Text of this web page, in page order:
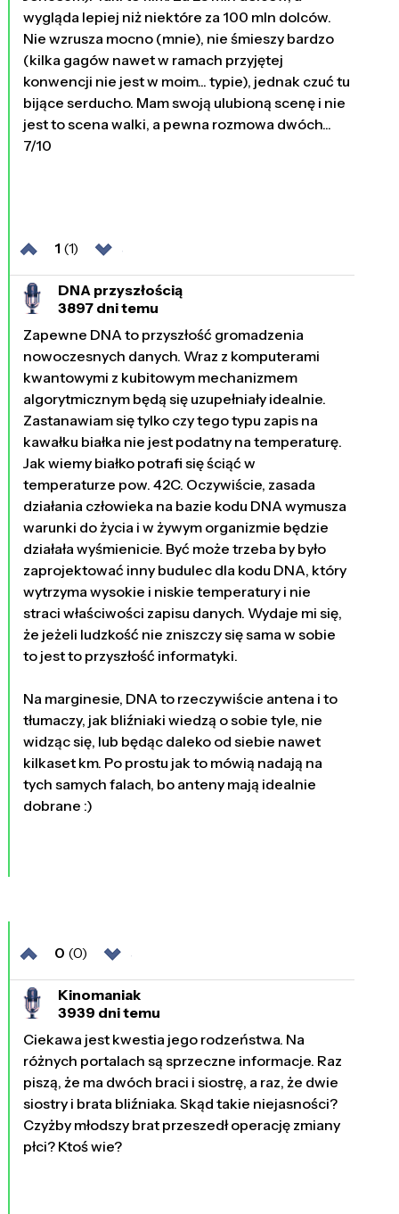
wygląda lepiej niż niektóre za 100 mln dolców.
Nie wzrusza mocno (mnie), nie śmieszy bardzo
(kilka gagów nawet w ramach przyjętej
konwencji nie jest w moim... typie), jednak czuć tu
bijące serducho. Mam swoją ulubioną scenę i nie
jest to scena walki, a pewna rozmowa dwóch...
7/10
1(1)
DNA przyszłością
3897 dni temu
Zapewne DNA to przyszłość gromadzenia
nowoczesnych danych. Wraz z komputerami
kwantowymi z kubitowym mechanizmem
algorytmicznym będą się uzupełniały idealnie.
Zastanawiam się tylko czy tego typu zapis na
kawałku białka nie jest podatny na temperaturę.
Jak wiemy białko potrafi się ściąć w
temperaturze pow. 42C. Oczywiście, zasada
działania człowieka na bazie kodu DNA wymusza
warunki do życia i w żywym organizmie będzie
działała wyśmienicie. Być może trzeba by było
zaprojektować inny budulec dla kodu DNA, który
wytrzyma wysokie i niskie temperatury i nie
straci właściwości zapisu danych. Wydaje mi się,
że jeżeli ludzkość nie zniszczy się sama w sobie
to jest to przyszłość informatyki.
Na marginesie, DNA to rzeczywiście antena i to
tłumaczy, jak bliźniaki wiedzą o sobie tyle, nie
widząc się, lub będąc daleko od siebie nawet
kilkaset km. Po prostu jak to mówią nadają na
tych samych falach, bo anteny mają idealnie
dobrane :)
0 (0)
Kinomaniak
3939 dni temu
Ciekawa jest kwestia jego rodzeństwa. Na
różnych portalach są sprzeczne informacje. Raz
piszą, że ma dwóch braci i siostrę, a raz, że dwie
siostry i brata bliźniaka. Skąd takie niejasności?
Czyżby młodszy brat przeszedł operację zmiany
płci? Ktoś wie?